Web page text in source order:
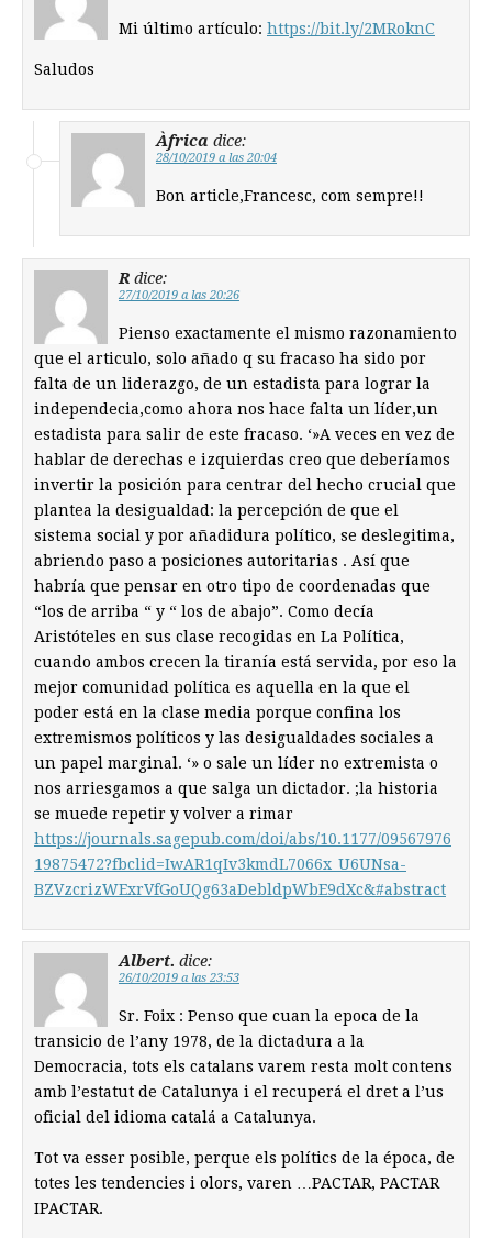
Mi último artículo: https://bit.ly/2MRoknC
Saludos
Àfrica dice:
28/10/2019 a las 20:04
Bon article,Francesc, com sempre!!
R dice:
27/10/2019 a las 20:26
Pienso exactamente el mismo razonamiento
que el articulo, solo añado q su fracaso ha sido por
falta de un liderazgo, de un estadista para lograr la
independecia,como ahora nos hace falta un líder,un
estadista para salir de este fracaso. ‘»A veces en vez de
hablar de derechas e izquierdas creo que deberíamos
invertir la posición para centrar del hecho crucial que
plantea la desigualdad: la percepción de que el
sistema social y por añadidura político, se deslegitima,
abriendo paso a posiciones autoritarias . Así que
habría que pensar en otro tipo de coordenadas que
“los de arriba “ y “ los de abajo”. Como decía
Aristóteles en sus clase recogidas en La Política,
cuando ambos crecen la tiranía está servida, por eso la
mejor comunidad política es aquella en la que el
poder está en la clase media porque confina los
extremismos políticos y las desigualdades sociales a
un papel marginal. ‘» o sale un líder no extremista o
nos arriesgamos a que salga un dictador. ;la historia
se muede repetir y volver a rimar
https://journals.sagepub.com/doi/abs/10.1177/09567976
19875472?fbclid=IwAR1qIv3kmdL7066x_U6UNsa-
BZVzcrizWExrVfGoUQg63aDebldpWbE9dXc&#abstract
Albert. dice:
26/10/2019 a las 23:53
Sr. Foix : Penso que cuan la epoca de la
transicio de l’any 1978, de la dictadura a la
Democracia, tots els catalans varem resta molt contens
amb l’estatut de Catalunya i el recuperá el dret a l’us
oficial del idioma catalá a Catalunya.
Tot va esser posible, perque els polítics de la época, de
totes les tendencies i olors, varen …PACTAR, PACTAR
IPACTAR.